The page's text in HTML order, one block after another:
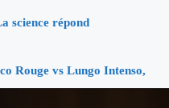
science répond
Rouge vs Lungo Intenso,